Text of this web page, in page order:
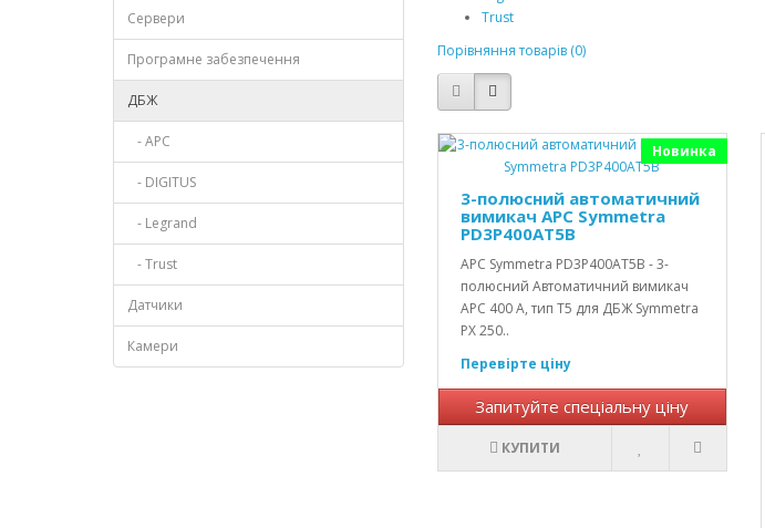
Сервери
Програмне забезпечення
ДБЖ
- APC
- DIGITUS
- Legrand
- Trust
Датчики
Камери
Trust
Порівняння товарів (0)
Новинка
3-полюсний автоматичний
вимикач APC Symmetra
PD3P400AT5B
APC Symmetra PD3P400AT5B - 3-
полюсний Автоматичний вимикач
APC 400 А, тип T5 для ДБЖ Symmetra
PX 250..
Перевірте ціну
Запитуйте спеціальну ціну
КУПИТИ